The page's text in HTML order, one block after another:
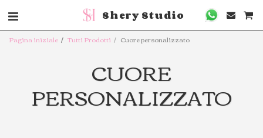
Shery Studio
Pagina iniziale Tutti Prodotti Cuore personalizzato
CUORE
PERSONALIZZATO